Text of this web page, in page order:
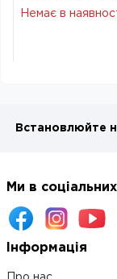
02-10
Немає в
Встановлюйте
Ми в
Інформація